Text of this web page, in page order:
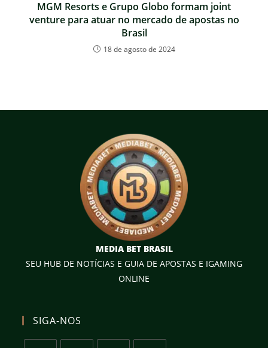
MGM Resorts e Grupo Globo formam joint
venture para atuar no mercado de apostas no
Brasil
18 de agosto de 2024
MEDIA BET BRASIL
SEU HUB DE NOTÍCIAS E GUIA DE APOSTAS E IGAMING
ONLINE
SIGA-NOS